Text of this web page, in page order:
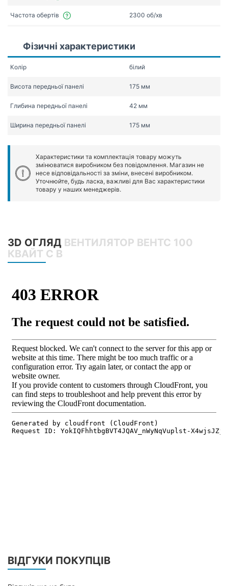
Частота обертів 2300 об/хв
Фізичні характеристики
Колір білий
Висота передньої панелі 175 мм
Глибина передньої панелі 42 мм
Ширина передньої панелі 175 мм
Характеристики та комплектація товару можуть
змінюватися виробником без повідомлення. Магазин не
несе відповідальності за зміни, внесені виробником.
Уточнюйте, будь ласка, важливі для Вас характеристики
товару у наших менеджерів.
3D ОГЛЯД ВЕНТИЛЯТОР ВЕНТС 100
КВАЙТ С В
ВІДГУКИ ПОКУПЦІВ